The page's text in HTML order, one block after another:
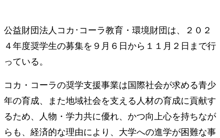
公益財団法人コカ･コーラ教育・環境財団は、２０２
４年度奨学生の募集を９月６日から１１月２日まで行
っている。
コカ・コーラの奨学支援事業は国際社会が求める青少
年の育成、また地域社会を支える人材の育成に貢献す
るため、人物・学力共に優れ、かつ向上心を持ちなが
らも、経済的な理由により、大学への進学が困難な事